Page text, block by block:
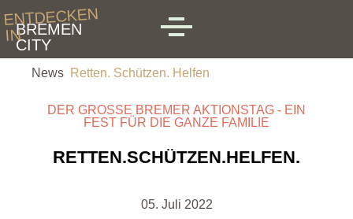
Skip to main content
ENTDECKEN
INBREMEN
CITY
MENU
News Retten. Schützen. Helfen
DER GROSSE BREMER AKTIONSTAG - EIN F
EST FÜR DIE GANZE FAMILIE
RETTEN.SCHÜTZEN.HELFEN.
05. Juli 2022